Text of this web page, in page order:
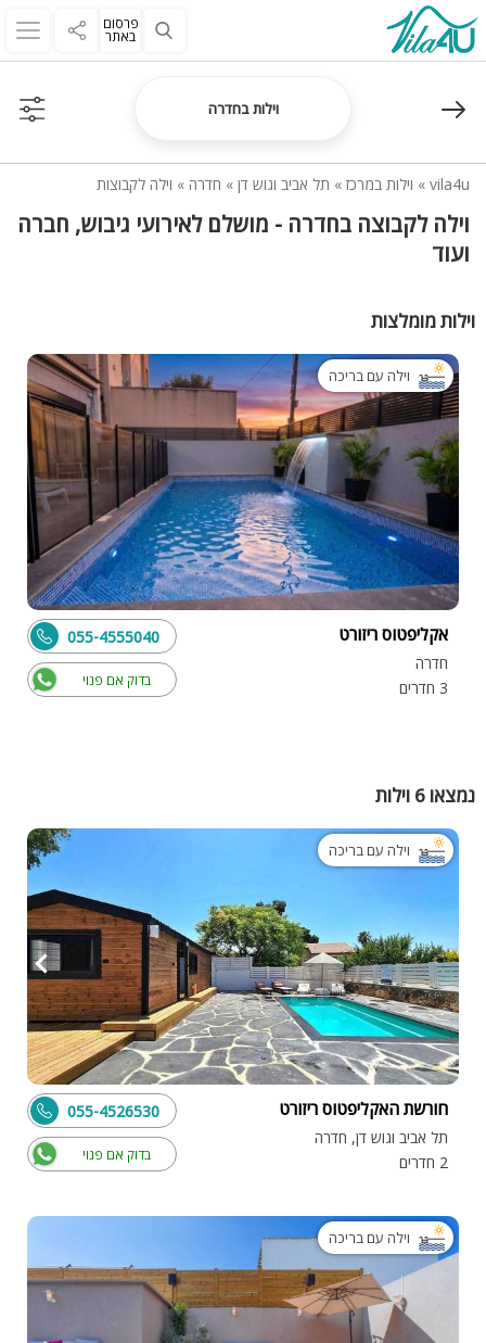
פרסום
באתר
וילות בחדרה
vila4u
» וילות במרכז » תל אביב וגוש דן » חדרה » וילה לקבוצות
וילה לקבוצה בחדרה - מושלם לאירועי גיבוש, חברה
ועוד
וילות מומלצות
וילה עם בריכה
אקליפטוס ריזורט
חדרה
3 חדרים
בדוק אם פנוי
055-4555040
נמצאו 6 וילות
וילה עם בריכה
חורשת האקליפטוס ריזורט
תל אביב וגוש דן, חדרה
2 חדרים
בדוק אם פנוי
055-4526530
וילה עם בריכה